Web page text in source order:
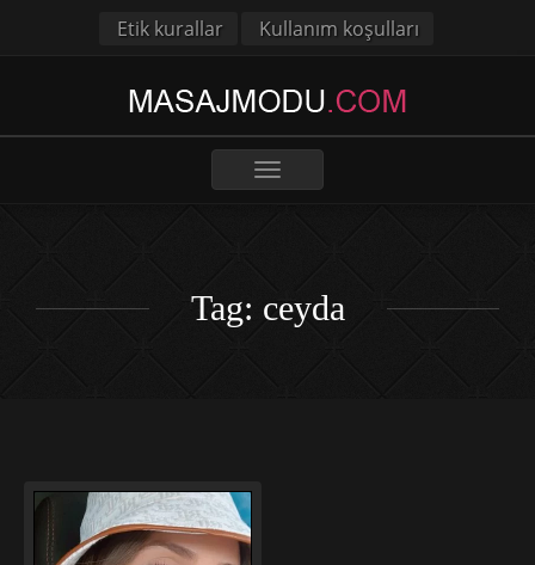
Etik kurallar Kullanım koşulları
Toggle
Tag: ceyda